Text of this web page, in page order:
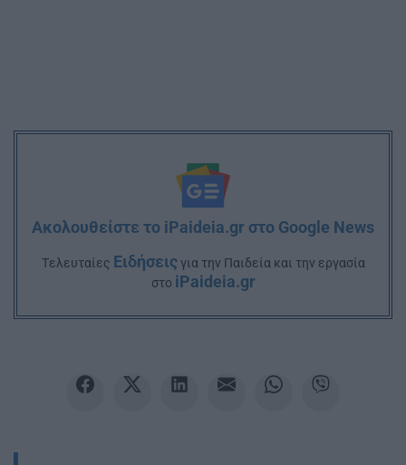
Ακολουθείστε το iPaideia.gr στο Google News
Tελευταίες Ειδήσειςγια την Παιδεία και την εργασία
στο iPaideia.gr